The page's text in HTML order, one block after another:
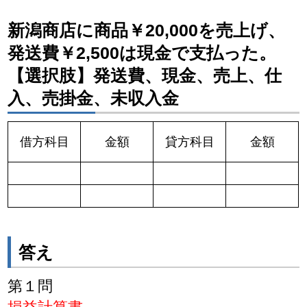
新潟商店に商品￥20,000を売上げ、
発送費￥2,500は現金で支払った。
【選択肢】発送費、現金、売上、仕
入、売掛金、未収入金
借方科目 金額 貸方科目 金額
答え
第１問